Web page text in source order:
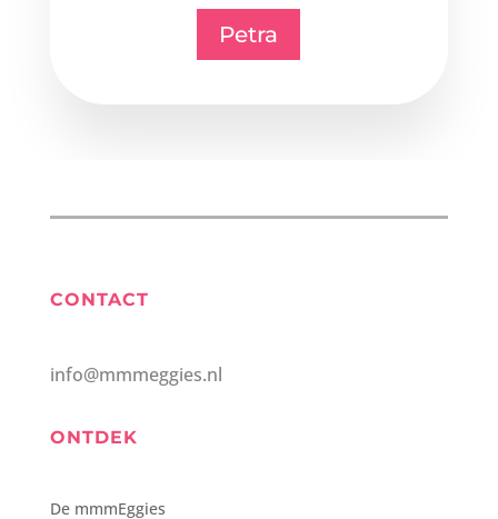
Petra
CONTACT
info@mmmeggies.nl
ONTDEK
De mmmEggies